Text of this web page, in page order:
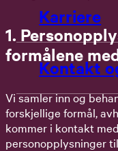
Karriere
Kontakt
1.
formålene
Vi samler inn og
forskjellige formål,
kommer i kontakt
personopplysninger